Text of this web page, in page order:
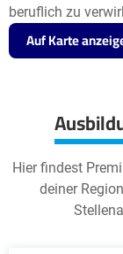
beruflich zu
Auf Karte
Hier findest
deiner